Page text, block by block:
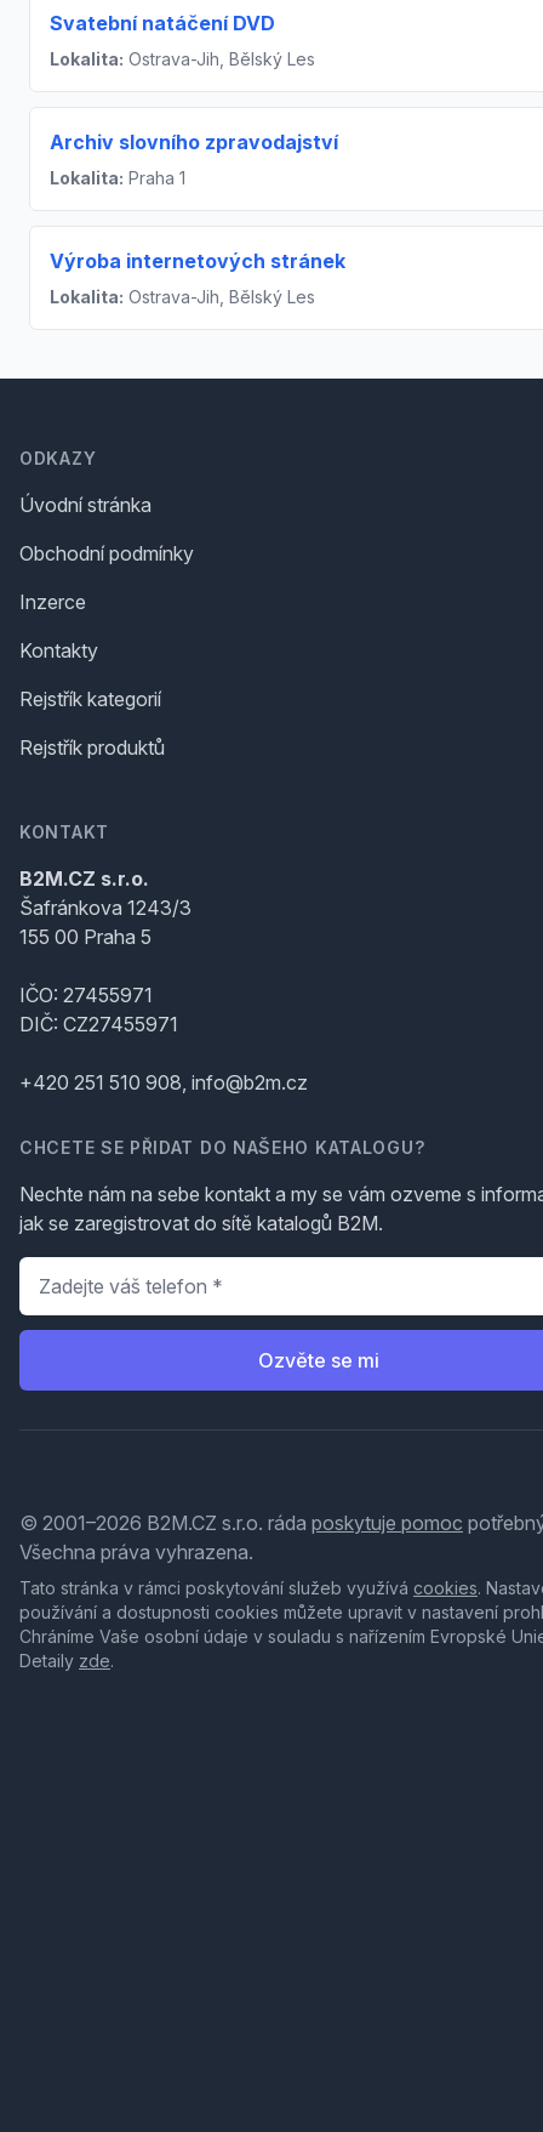
Svatební natáčení DVD
Lokalita: Ostrava-Jih, Bělský Les
Archiv slovního zpravodajství
Lokalita: Praha 1
Výroba internetových stránek
Lokalita: Ostrava-Jih, Bělský Les
ODKAZY
Úvodní stránka
Obchodní podmínky
Inzerce
Kontakty
Rejstřík kategorií
Rejstřík produktů
KONTAKT
B2M.CZ s.r.o.
Šafránkova 1243/3
155 00 Praha 5
IČO: 27455971
DIČ: CZ27455971
+420 251 510 908, info@b2m.cz
CHCETE SE PŘIDAT DO NAŠEHO KATALOGU?
Nechte nám na sebe kontakt a my se vám ozveme s
jak se zaregistrovat do sítě katalogů B2M.
Telefon
Ozvěte se mi
© 2001–2026 B2M.CZ s.r.o. ráda poskytuje pomoc
Všechna práva vyhrazena.
Tato stránka v rámci poskytování služeb využívá cookies.
používání a dostupnosti cookies můžete upravit v nastavení
Chráníme Vaše osobní údaje v souladu s nařízením Evropské
Detaily zde.